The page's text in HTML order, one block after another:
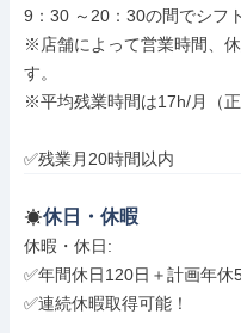
9：30 ～20：30の間でシフ
※店舗によって営業時間、
す。
※平均残業時間は17h/月（正
✅残業月20時間以内
休日・休暇
休暇・休日:
✅年間休日120日＋計画年休
✅連続休暇取得可能！